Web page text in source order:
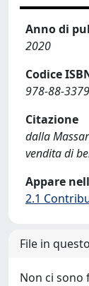
Anno di
2020
Codice
978-88-
Citazione
dalla
vendita di
Appare
2.1
File in
Non ci sono